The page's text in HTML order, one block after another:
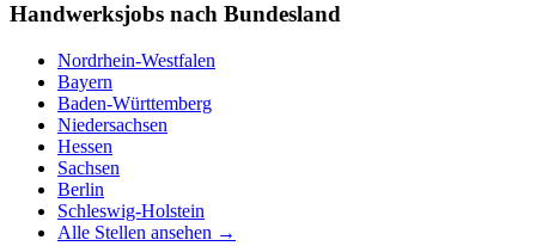
Handwerksjobs nach Bundesland
Nordrhein-Westfalen
Bayern
Baden-Württemberg
Niedersachsen
Hessen
Sachsen
Berlin
Schleswig-Holstein
Alle Stellen ansehen →